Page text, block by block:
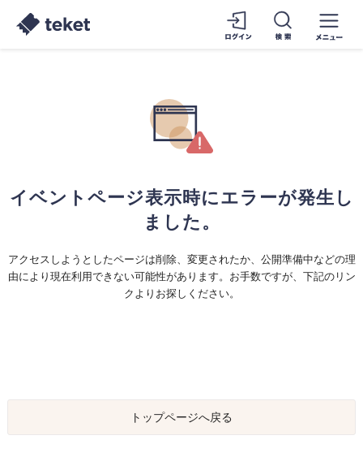
イベントページ表示時にエラーが発生し
ました。
アクセスしようとしたページは削除、変更されたか、公開準備中などの理
由により現在利用できない可能性があります。お手数ですが、下記のリン
クよりお探しください。
トップページへ戻る